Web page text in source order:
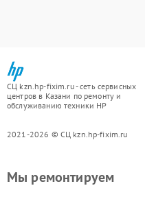
СЦ kzn.hp-fixim.ru - сеть сервисных
центров в Казани по ремонту и
обслуживанию техники HP
2021-2026 © СЦ kzn.hp-fixim.ru
Мы ремонтируем